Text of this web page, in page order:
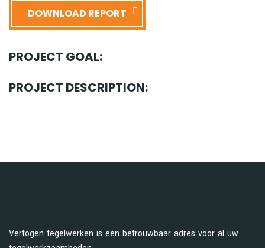
DOWNLOAD REPORT
PROJECT GOAL:
PROJECT DESCRIPTION:
Vertogen tegelwerken is een betrouwbaar adres voor al uw